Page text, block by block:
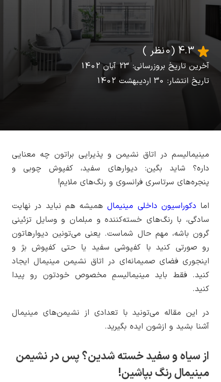
آخرین تاریخ بروزرسانی: 23 آبان 1402
تاریخ انتشار: 30 اردیبهشت 1402
4.3 (0 نظر )
مینیمالیسم در اتاق نشیمن و پذیرایی براتون چه معنایی
داره؟ شاید بگین: دیوارهای سفید، کفپوش چوبی و
پنجره‌های سرتاسری فرانسوی و رنگ‌های ملایم!
اما دکوراسیون داخلی مینیمالهمیشه هم نباید در نهایت
سادگی، با رنگ‌های خسته‌کننده و مبلمان و وسایل تزئینی
گرون باشه، مهم حال شماست. یعنی می‌تونین دیوارهاتون
رو صورتی کنید با کفپوشی سفید یا حتی کفپوش بژ و
اینجوری فضای صمیمانه‌ای در اتاق نشیمن مینیمال ایجاد
کنید. فقط باید مینیمالیسمِ مخصوص خودتون رو پیدا
کنید.
در این مقاله می‌تونید با تعدادی از نشیمن‌های مینیمال
آشنا بشید و ازشون ایده بگیرید.
از سیاه و سفید خسته شدین؟ پس در نشیمن
مینیمال رنگ بپاشین!